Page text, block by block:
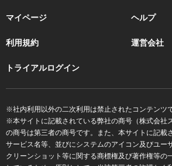
マイページ ヘルプ
利用規約 運営会社
トライアルログイン
※社内利用以外の二次利用は禁止されたコンテンツで
※本サイトに記載されている弊社の商号（株式会社
の商号は第三者の商号です。また、本サイトに記載
サービス名等、並びにシステムのアイコン及びユー
クリーンショット等に関する商標権及び著作権等の